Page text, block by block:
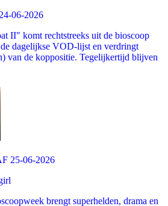
06-2026
II" komt rechtstreeks uit de bioscoop
dagelijkse VOD-lijst en verdringt
van de koppositie. Tegelijkertijd blijven
25-06-2026
brengt superhelden, drama en